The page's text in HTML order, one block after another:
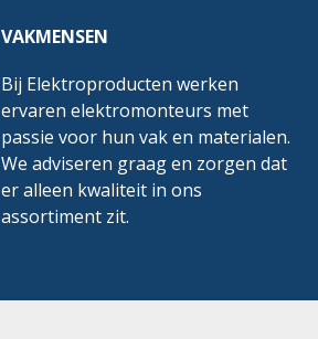
VAKMENSEN
Bij Elektroproducten werken
ervaren elektromonteurs met
passie voor hun vak en materialen.
We adviseren graag en zorgen dat
er alleen kwaliteit in ons
assortiment zit.